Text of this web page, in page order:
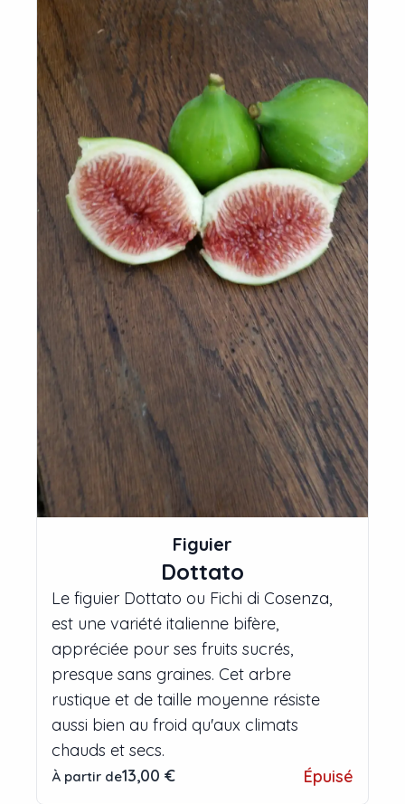
Figuier
Dottato
Le figuier Dottato ou Fichi di Cosenza,
est une variété italienne bifère,
appréciée pour ses fruits sucrés,
presque sans graines. Cet arbre
rustique et de taille moyenne résiste
aussi bien au froid qu'aux climats
chauds et secs.
À partir de13,00 € Épuisé